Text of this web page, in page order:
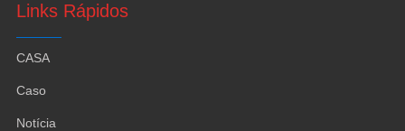
Links Rápidos
CASA
Caso
Notícia